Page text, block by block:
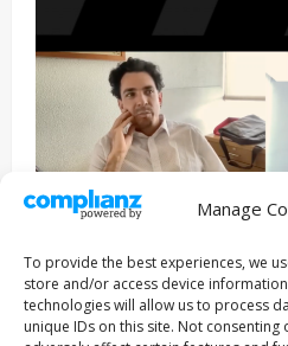
Manage
To provide the best experiences, we
store and/or access device
technologies will allow us to process
unique IDs on this site. Not
Entrevista Series
ENCUENTROS CON IVÁN
RIVEROLL
Filmakersmovie 5 mayo,